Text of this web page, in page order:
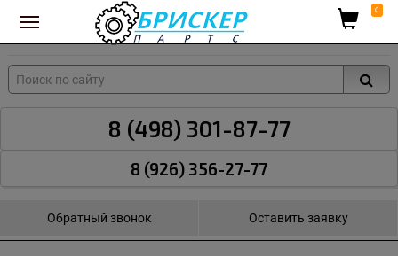
Вход для поставщиков 0
8 (498) 301-87-77
8 (926) 356-27-77
Обратный звонок Оставить заявку